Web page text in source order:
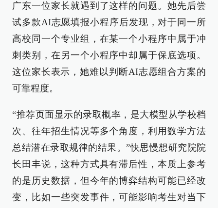
广东一位家长就遇到了这样的问题。她先后尝
试多款AI志愿填报小程序后发现，对于同一所
高校同一个专业组，在某一个小程序中属于冲
刺类别，在另一个小程序中却属于保底选项。
这位家长表示，她难以判断AI志愿组合方案的
可靠程度。
“推荐页面显示的录取概率，是大模型从学校档
次、往年招生情况等多个角度，利用数学方法
总结潜在录取规律的结果。”快思慢想研究院院
长田丰说，这种方式具有滞后性，本质上参考
的是历史数据，但今年的博弈结构可能已经改
变，比如一些突发事件，可能影响考生对当下